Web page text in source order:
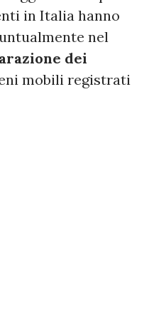
in Italia hanno
nel
dei
mobili registrati